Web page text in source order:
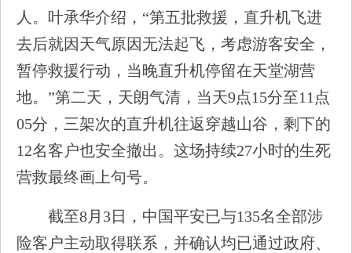
人。叶承华介绍，“第五批救援，直升机飞进
去后就因天气原因无法起飞，考虑游客安全，
暂停救援行动，当晚直升机停留在天堂湖营
地。”第二天，天朗气清，当天9点15分至11点
05分，三架次的直升机往返穿越山谷，剩下的
12名客户也安全撤出。这场持续27小时的生死
营救最终画上句号。
截至8月3日，中国平安已与135名全部涉
险客户主动取得联系，并确认均已通过政府、